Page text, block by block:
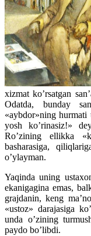
xizmat ko’rsatgan
Odatda, bunday
«aybdor»ning
yosh ko’rinasiz!»
Ro’zining ellikka
basharasiga,
o’ylayman.
Yaqinda uning
ekanigagina emas,
grajdanin, keng
«ustoz» darajasiga
unda o’zining
paydo bo’libdi.